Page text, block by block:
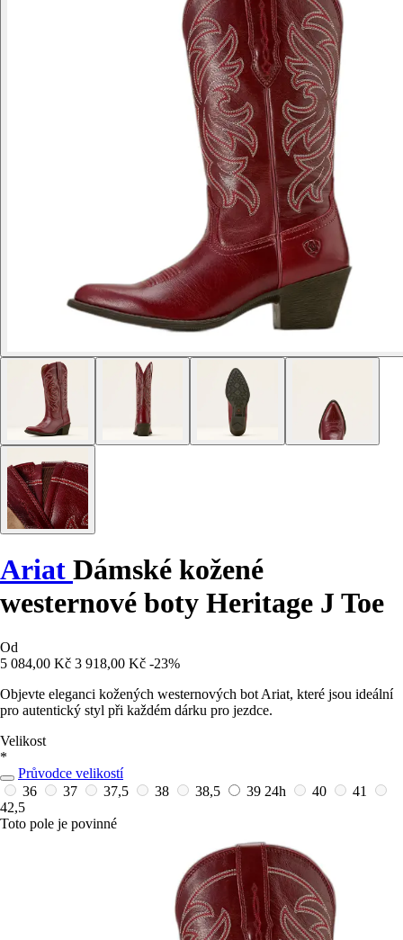
Ariat Dámské kožené
westernové boty Heritage J Toe
Od
5 084,00 Kč 3 918,00 Kč -23%
Objevte eleganci kožených westernových bot Ariat, které jsou ideální
pro autentický styl při každém dárku pro jezdce.
Velikost
*
Průvodce velikostí
36
37 37,5 38 38,5 39 24h 40
41
42,5
Toto pole je povinné